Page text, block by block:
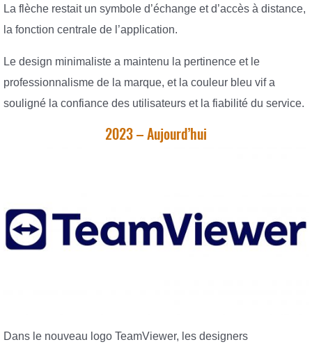
La flèche restait un symbole d’échange et d’accès à distance,
la fonction centrale de l’application.
Le design minimaliste a maintenu la pertinence et le
professionnalisme de la marque, et la couleur bleu vif a
souligné la confiance des utilisateurs et la fiabilité du service.
2023 – Aujourd’hui
Dans le nouveau logo TeamViewer, les designers